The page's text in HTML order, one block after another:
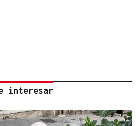
interesar